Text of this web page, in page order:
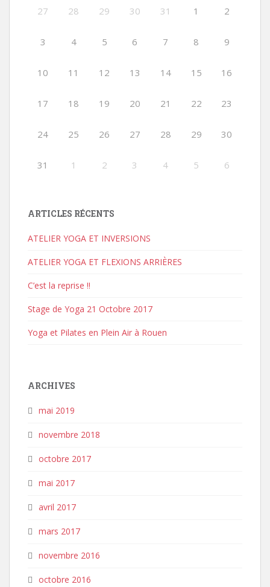
27 28 29 30 31 1 2
3 4 5 6 7 8 9
10 11 12 13 14 15 16
17 18 19 20 21 22 23
24 25 26 27 28 29 30
31 1 2 3 4 5 6
ARTICLES RÉCENTS
ATELIER YOGA ET INVERSIONS
ATELIER YOGA ET FLEXIONS ARRIÈRES
C’est la reprise !!
Stage de Yoga 21 Octobre 2017
Yoga et Pilates en Plein Air à Rouen
ARCHIVES
mai 2019
novembre 2018
octobre 2017
mai 2017
avril 2017
mars 2017
novembre 2016
octobre 2016